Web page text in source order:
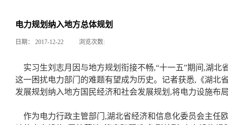
电力规划纳入地方总体规划
日期： 2017-12-22 浏览次数:
实习生刘志月因与地方规划衔接不畅,“十一五”期间,湖北
这一困扰电力部门的难题有望成为历史。记者获悉,《湖北
发展规划纳入地方国民经济和社会发展规划,将电力设施布
作为电力行政主管部门,湖北省经济和信息化委员会主任